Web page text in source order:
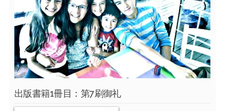
出版書籍1冊目：第7刷御礼